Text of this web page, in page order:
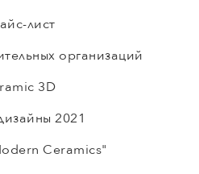
лист
организаций
3D
2021
Ceramics"